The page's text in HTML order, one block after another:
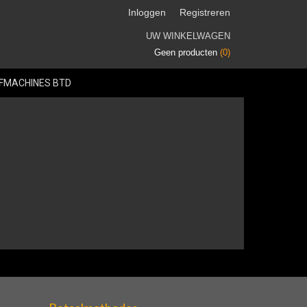
Inloggen Registreren
UW WINKELWAGEN
Geen producten (0)
BTD